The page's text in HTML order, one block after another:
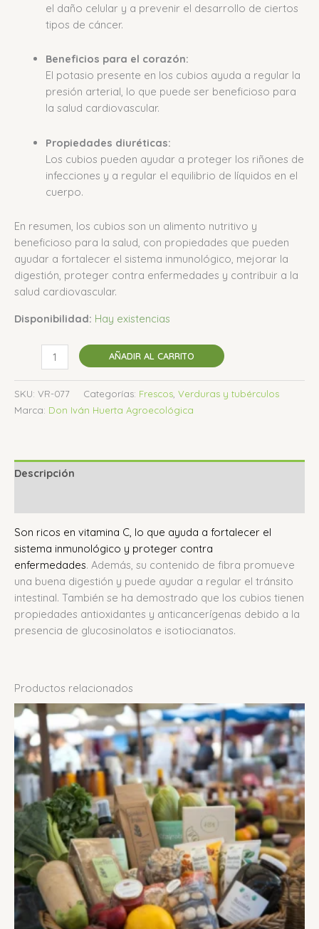
el daño celular y a prevenir el desarrollo de ciertos
tipos de cáncer.
Beneficios para el corazón:
El potasio presente en los cubios ayuda a regular la
presión arterial, lo que puede ser beneficioso para
la salud cardiovascular.
Propiedades diuréticas:
Los cubios pueden ayudar a proteger los riñones de
infecciones y a regular el equilibrio de líquidos en el
cuerpo.
En resumen, los cubios son un alimento nutritivo y
beneficioso para la salud, con propiedades que pueden
ayudar a fortalecer el sistema inmunológico, mejorar la
digestión, proteger contra enfermedades y contribuir a la
salud cardiovascular.
Disponibilidad: Hay existencias
AÑADIR AL CARRITO
SKU: VR-077 Categorías: Frescos Verduras y tubérculos
Marca: Don Iván Huerta Agroecológica
Descripción
Son ricos en vitamina C, lo que ayuda a fortalecer el
sistema inmunológico y proteger contra
enfermedades. Además, su contenido de fibra promueve
una buena digestión y puede ayudar a regular el tránsito
intestinal. También se ha demostrado que los cubios tienen
propiedades antioxidantes y anticancerígenas debido a la
presencia de glucosinolatos e isotiocianatos.
Productos relacionados